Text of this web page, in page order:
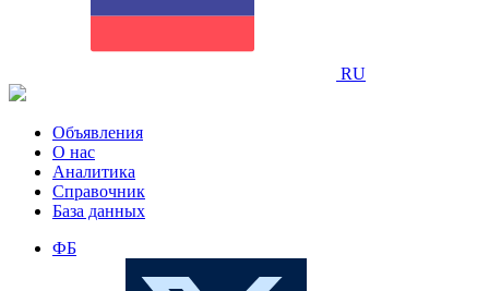
RU
Объявления
О нас
Аналитика
Справочник
База данных
ФБ